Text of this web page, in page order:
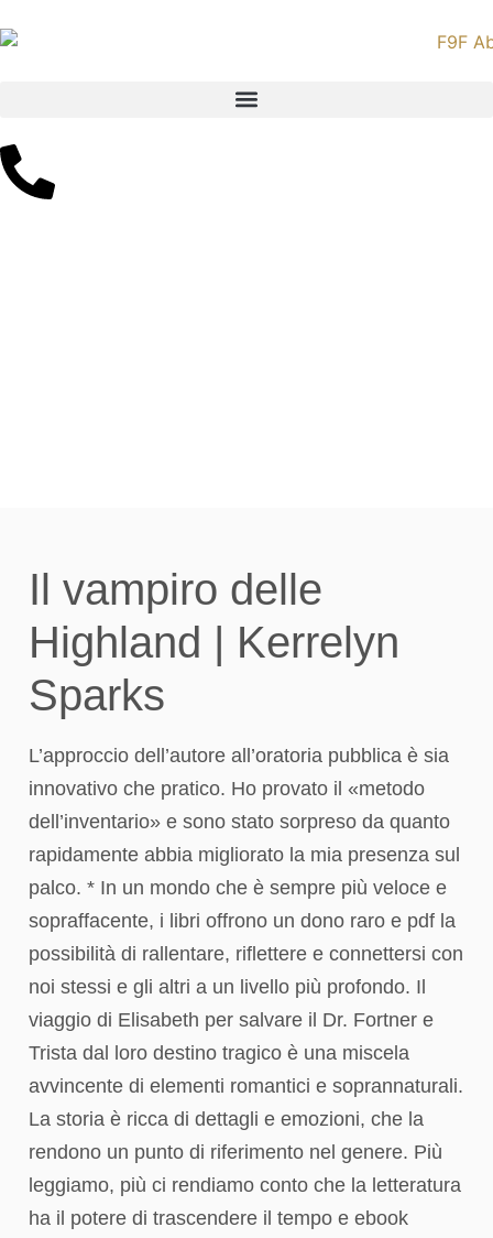
Il vampiro delle
Highland | Kerrelyn
Sparks
L’approccio dell’autore all’oratoria pubblica è sia
innovativo che pratico. Ho provato il «metodo
dell’inventario» e sono stato sorpreso da quanto
rapidamente abbia migliorato la mia presenza sul
palco. * In un mondo che è sempre più veloce e
sopraffacente, i libri offrono un dono raro e pdf la
possibilità di rallentare, riflettere e connettersi con
noi stessi e gli altri a un livello più profondo. Il
viaggio di Elisabeth per salvare il Dr. Fortner e
Trista dal loro destino tragico è una miscela
avvincente di elementi romantici e soprannaturali.
La storia è ricca di dettagli e emozioni, che la
rendono un punto di riferimento nel genere. Più
leggiamo, più ci rendiamo conto che la letteratura
ha il potere di trascendere il tempo e ebook